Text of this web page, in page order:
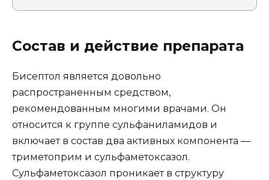
Состав и действие препарата
Бисептол является довольно
распространенным средством,
рекомендованным многими врачами. Он
относится к группе сульфаниламидов и
включает в состав два активных компонента —
триметоприм и сульфаметоксазол.
Сульфаметоксазол проникает в структуру